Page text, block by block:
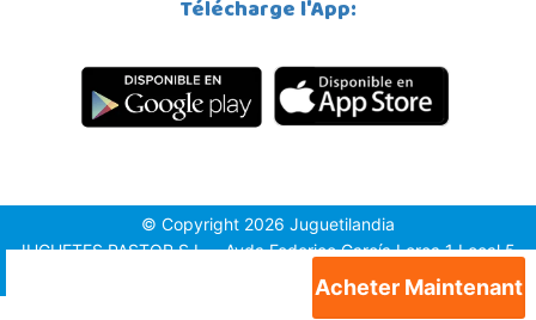
Acheter Maintenant
Télécharge l'App:
© Copyright 2026 Juguetilandia
JUGUETES PASTOR S.L. - Avda.Federico García Lorca 1 Local 5,
1º, Puerta 6, 03509, Finestrat (Alicante)